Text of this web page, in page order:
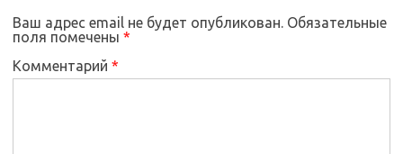
Ваш адрес email не будет опубликован. Обязательные
поля помечены *
Комментарий *